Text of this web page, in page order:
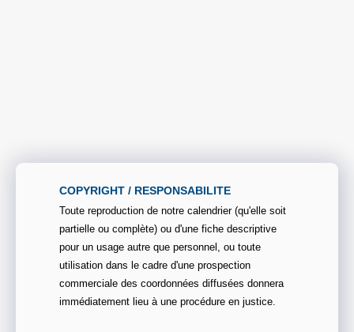
COPYRIGHT / RESPONSABILITE
Toute reproduction de notre calendrier (qu'elle soit
partielle ou complète) ou d'une fiche descriptive
pour un usage autre que personnel, ou toute
utilisation dans le cadre d'une prospection
commerciale des coordonnées diffusées donnera
immédiatement lieu à une procédure en justice.